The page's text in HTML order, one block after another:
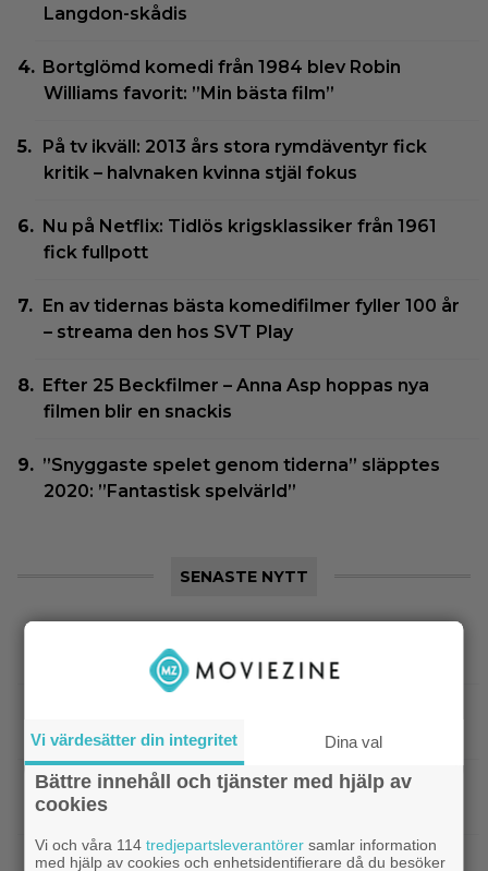
Langdon-skådis
Bortglömd komedi från 1984 blev Robin
Williams favorit: ”Min bästa film”
På tv ikväll: 2013 års stora rymdäventyr fick
kritik – halvnaken kvinna stjäl fokus
Nu på Netflix: Tidlös krigsklassiker från 1961
fick fullpott
En av tidernas bästa komedifilmer fyller 100 år
– streama den hos SVT Play
Efter 25 Beckfilmer – Anna Asp hoppas nya
filmen blir en snackis
”Snyggaste spelet genom tiderna” släpptes
2020: ”Fantastisk spelvärld”
SENASTE NYTT
försenas – släpps 2027
1961 fick fullpott
Klassiker|”Hajen” i topp när Empires läsare
korar tidernas 100 bästa filmer
Exklusivt|”Svärtan”-stjärnan Linus Rogsgård om
Vi värdesätter din integritet Dina val
Bättre innehåll och tjänster med hjälp av
cookies
Vi och våra 114tredjepartsleverantörer samlar information
med hjälp av cookies och enhetsidentifierare då du besöker